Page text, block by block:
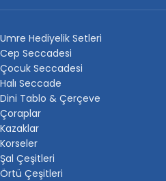
Umre Hediyelik Setleri
Cep Seccadesi
Çocuk Seccadesi
Halı Seccade
Dini Tablo & Çerçeve
Çoraplar
Kazaklar
Korseler
Şal Çeşitleri
Örtü Çeşitleri